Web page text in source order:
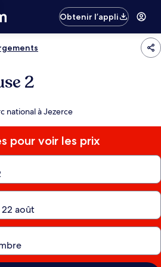
Obtenir l’appli
2
national à Jezerce
pour voir les prix